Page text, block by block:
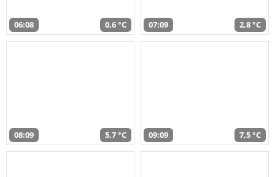
06:08 0,6 °C 07:09 2,8 °C
08:09 5,7 °C 09:09 7,5 °C